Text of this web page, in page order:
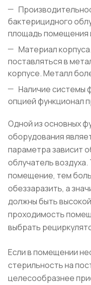
бактерицидного
площадь помещения
Материал
поставляться в
корпусе. Металл
Наличие системы
опцией функционал
Одной из основных
оборудования
параметра зависит
облучатель
помещение, тем
обеззаразить, а
должны быть
проходимость
выбрать
Если в помещении
стерильность на
целесообразнее